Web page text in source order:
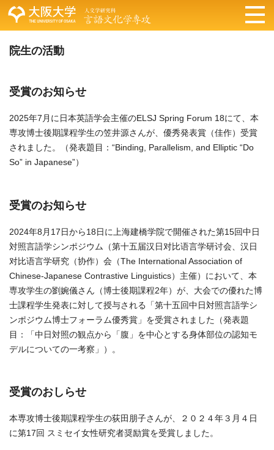
院生の活動
受賞のお知らせ
2025年7月に日本英語学会主催のELSJ Spring Forum 18にて、本
専攻博士後期課程学生の笠井源さんが、優秀発表賞（佳作）受賞
されました。（発表題目：“Binding, Parallelism, and Elliptic “Do
So” in Japanese”）
受賞のお知らせ
2024年8月17日から18日に上海建橋学院で開催された第15回中日
対照言語学シンポジウム（第十五届汉日对比语言学研讨会、汉日
对比语言学研究（协作）会（The International Association of
Chinese-Japanese Contrastive Linguistics）主催）において、本
専攻学生の劉婉儀さん（博士後期課程2年）が、大会での優れた博
士課程学生発表に対して授与される「第十五回中日対照言語学シ
ンポジウム博士フォーラム優秀賞」を受賞されました（発表題
目：「中日対照の観点から「腹」を中心とする身体部位の認知モ
デルについての一考察」）。
受賞のおしらせ
本専攻博士後期課程学生の荻田朋子さんが、２０２４年３月４日
に第17回 スミセイ女性研究者奨励賞を受賞しました。